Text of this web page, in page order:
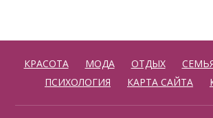
КРАСОТА МОДА ОТДЫХ
ПСИХОЛОГИЯ
КАРТА САЙТА